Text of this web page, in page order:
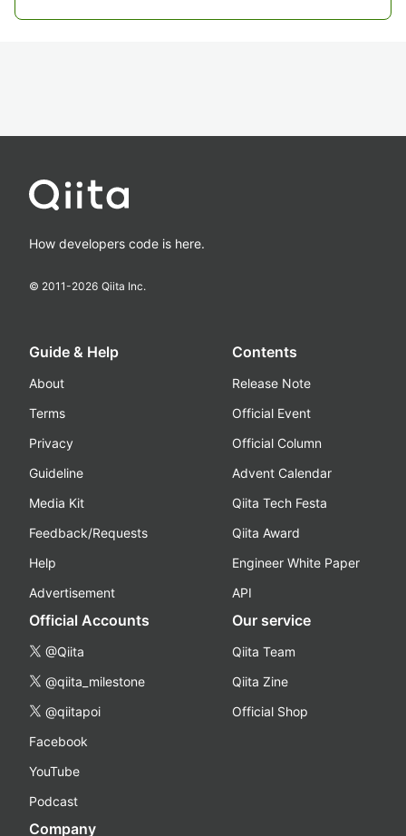
How developers code is here.
© 2011-2026 Qiita Inc.
Guide & Help
About
Terms
Privacy
Guideline
Media Kit
Feedback/Requests
Help
Advertisement
Contents
Release Note
Official Event
Official Column
Advent Calendar
Qiita Tech Festa
Qiita Award
Engineer White Paper
API
Official Accounts
@Qiita
@qiita_milestone
@qiitapoi
Facebook
YouTube
Podcast
Our service
Qiita Team
Qiita Zine
Official Shop
Company